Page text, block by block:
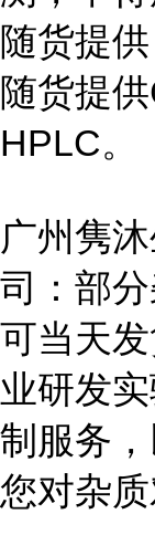
随货提
随货提
HPLC。
广州隽
司：部
可当天
业研发
制服务
您对杂质